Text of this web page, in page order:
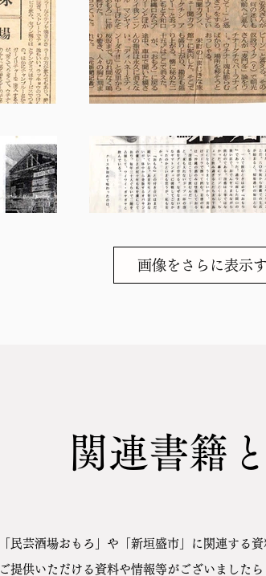
画像をさらに表示
関連書籍
「民芸酒場​おもろ」や「新垣盛市」に関連する
ご提供いただける資料や情報等がございました